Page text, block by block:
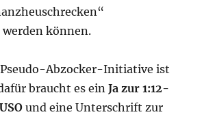
können.
Pseudo-Abzocker-Initiative ist
braucht es einJa zur 1:12-
und eine Unterschrift zur